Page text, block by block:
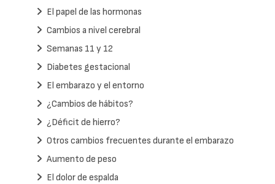
El papel de las hormonas
Cambios a nivel cerebral
Semanas 11 y 12
Diabetes gestacional
El embarazo y el entorno
¿Cambios de hábitos?
¿Déficit de hierro?
Otros cambios frecuentes durante el embarazo
Aumento de peso
El dolor de espalda